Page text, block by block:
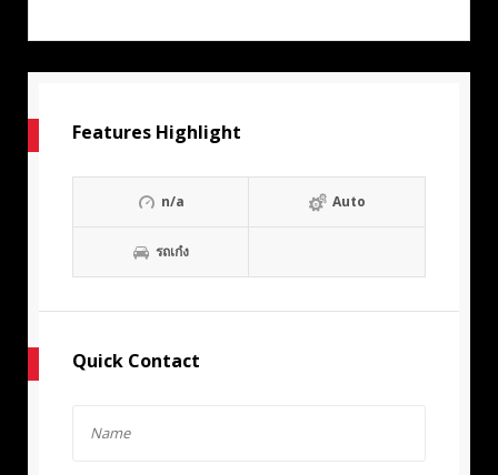
Features Highlight
n/a Auto
รถเก๋ง
Quick Contact